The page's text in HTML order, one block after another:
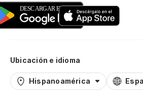
Ubicación e idioma
Hispanoamérica